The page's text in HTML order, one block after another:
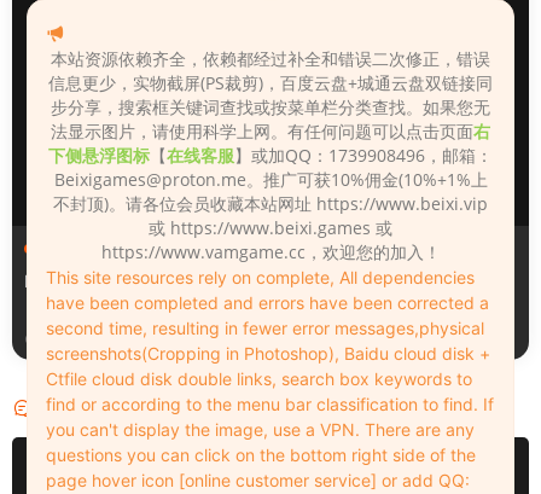
人物（Looks）
Monica_2_2_2
1天前
人物（Looks）
Lizhen2025
2天前
评论 0
请先登录
本站资源依赖齐全，依赖都经过补全和错误二次修正，错误
信息更少，实物截屏(PS裁剪)，百度云盘+城通云盘双链接同
步分享，搜索框关键词查找或按菜单栏分类查找。如果您无
法显示图片，请使用科学上网。有任何问题可以点击页面右
下侧悬浮图标 【在线客服】或加QQ：1739908496，邮箱：
Beixigames@proton.me。推广可获10%佣金(10%+1%上
不封顶)。请各位会员收藏本站网址 https://www.beixi.vip
或 https://www.beixi.games 或
https://www.vamgame.cc，欢迎您的加入！
This site resources rely on complete, All dependencies
have been completed and errors have been corrected a
second time, resulting in fewer error messages,physical
screenshots(Cropping in Photoshop), Baidu cloud disk +
Ctfile cloud disk double links, search box keywords to
find or according to the menu bar classification to find. If
you can't display the image, use a VPN. There are any
questions you can click on the bottom right side of the
page hover icon [online customer service] or add QQ: